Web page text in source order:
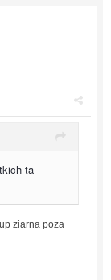
ta
ziarna poza